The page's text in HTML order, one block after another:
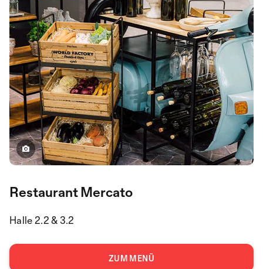
Restaurant Mercato
Halle 2.2 & 3.2
ZUM MENÜ